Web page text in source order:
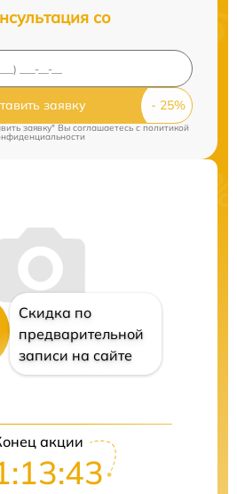
со
заявку
заявку" Вы соглашаетесь c политикой
Скидка по
предварительной
записи на сайте
акции